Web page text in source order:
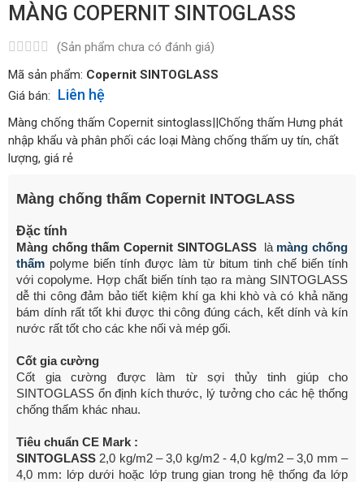
MÀNG COPERNIT SINTOGLASS
(Sản phẩm chưa có đánh giá)
Mã sản phẩm: Copernit SINTOGLASS
Giá bán:
Liên hệ
Màng chống thấm Copernit sintoglass||Chống thấm Hưng phát
nhập khẩu và phân phối các loại Màng chống thấm uy tín, chất
lượng, giá rẻ
Màng chống thấm Copernit INTOGLASS
Đặc tính
Màng chống thấm Copernit SINTOGLASS là màng chống
thấm polyme biến tính được làm từ bitum tinh chế biến tính
với copolyme. Hợp chất biến tính tạo ra màng SINTOGLASS
dễ thi công đảm bảo tiết kiệm khí ga khi khò và có khả năng
bám dính rất tốt khi được thi công đúng cách, kết dính và kín
nước rất tốt cho các khe nối và mép gối.
Cốt gia cường
Cốt gia cường được làm từ sợi thủy tinh giúp cho
SINTOGLASS ổn định kích thước, lý tưởng cho các hệ thống
chống thấm khác nhau.
Tiêu chuẩn CE Mark :
SINTOGLASS 2,0 kg/m2– 3,0 kg/m2- 4,0 kg/m2– 3,0 mm –
4,0 mm: lớp dưới hoặc lớp trung gian trong hệ thống đa lớp